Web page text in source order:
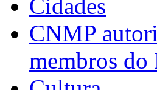
Cidades
CNMP
membros